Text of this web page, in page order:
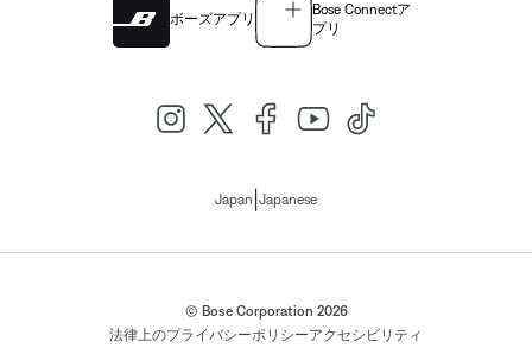
ボーズアプリ
Bose Connectア
プリ
Japan Japanese
© Bose Corporation 2026
法律上のプライバシーポリシーアクセシビリティ